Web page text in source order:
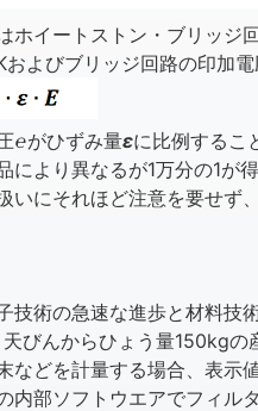
ホイートストン・ブリッジ
よびブリッジ回路の印加
℮がひずみ量εに比例するこ
により異なるが1万分の1が
いにそれほど注意を要せず
技術の急速な進歩と材料技
びんからひょう量150kg
などを計量する場合、表
内部ソフトウエアでフィル